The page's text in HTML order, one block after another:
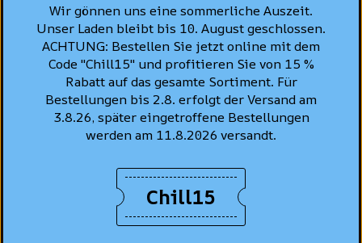
CH-8001 Zürich
+41 44 261 91 22
hello@struuss.ch
Montag: geschlossen
Di - Fr : 10:00 - 18:30 Uhr
Sa : 10:00 - 16:30 Uhr
Wir gönnen uns eine sommerliche Auszeit.
Unser Laden bleibt bis 10. August geschlossen.
ACHTUNG: Bestellen Sie jetzt online mit dem
Code "Chill15" und profitieren Sie von 15 %
Rabatt auf das gesamte Sortiment. Für
Bestellungen bis 2.8. erfolgt der Versand am
3.8.26, später eingetroffene Bestellungen
werden am 11.8.2026 versandt.
Chill15